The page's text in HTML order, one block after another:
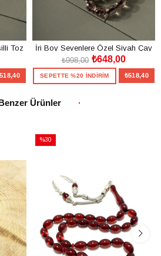
Toz
İri Boy Sevenlere Özel Siyah Çay
Fosilli Toz Kehribar Tesbih
₺648,00
₺998,00
SEPETTE %20 İNDİRİM ₺518,40
Ürünler
%30